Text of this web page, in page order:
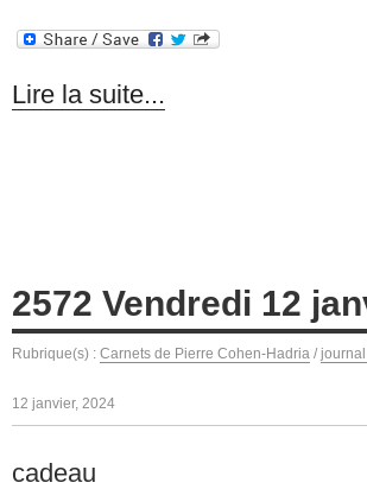
Lire la suite...
2572 Vendredi 12
Rubrique(s) : Carnets de Pierre Cohen-Hadria /
12 janvier, 2024
cadeau